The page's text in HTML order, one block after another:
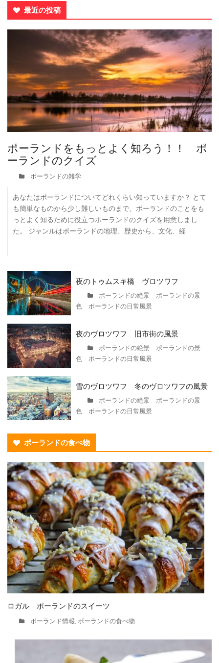
最近の投稿
ポーランドをもっとよく知ろう！！ ポ
ーランドのクイズ
ポーランドの雑学
あなたはポーランドについてどれくらい知っていますか？ とて
も簡単なものから少し難しいものまで、ポーランドのことをも
っとよく知るために役立つポーランドのクイズを用意しまし
た。 ジャンルはポーランドの地理、歴史から、文化、経
夜のトゥムスキ橋 ヴロツワフ
ポーランドの絶景 ポーランドの景
色 ポーランドの日常風景
夜のヴロツワフ 旧市街の風景
ポーランドの絶景 ポーランドの景
色 ポーランドの日常風景
雪のヴロツワフ 冬のヴロツワフの風景
ポーランドの絶景 ポーランドの景
色 ポーランドの日常風景
ポーランドの食べ物
ロガル ポーランドのスイーツ
ポーランド情報, ポーランドの食べ物